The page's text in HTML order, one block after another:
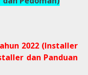
2022 (Installer
dan Panduan